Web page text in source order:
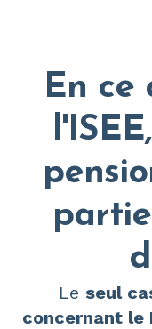
En ce
Le seul
concernant le